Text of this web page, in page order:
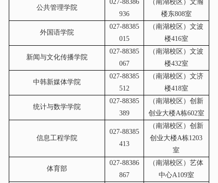
公共管理学院
027-88386
936
（南湖校区）文瀚
楼东808室
外国语学院
027-88385
015
（南湖校区）文波
楼416室
新闻与文化传播学院
027-88385
067
（南湖校区）文波
楼432室
中韩新媒体学院
027-88385
512
（南湖校区）文济
楼418室
统计与数学学院
027-88385
389
（南湖校区）创新
创业大楼A栋602室
信息工程学院
027-88385
413
（南湖校区）创新
创业大楼A栋1203
室
体育部
027-88386
867
（南湖校区）艺体
中心A109室